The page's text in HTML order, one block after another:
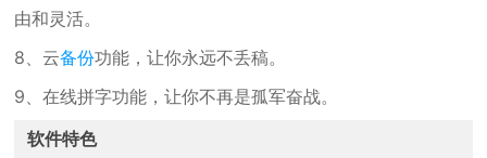
由和灵活。
8、云备份功能，让你永远不丢稿。
9、在线拼字功能，让你不再是孤军奋战。
软件特色